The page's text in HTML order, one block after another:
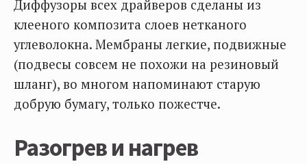
Диффузоры всех драйверов сделаны из
клееного композита слоев нетканого
углеволокна. Мембраны легкие, подвижные
(подвесы совсем не похожи на резиновый
шланг), во многом напоминают старую
добрую бумагу, только пожестче.
Разогрев и нагрев